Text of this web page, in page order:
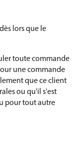
lors que le
toute commande
une commande
que ce client
ou qu'il s'est
pour tout autre